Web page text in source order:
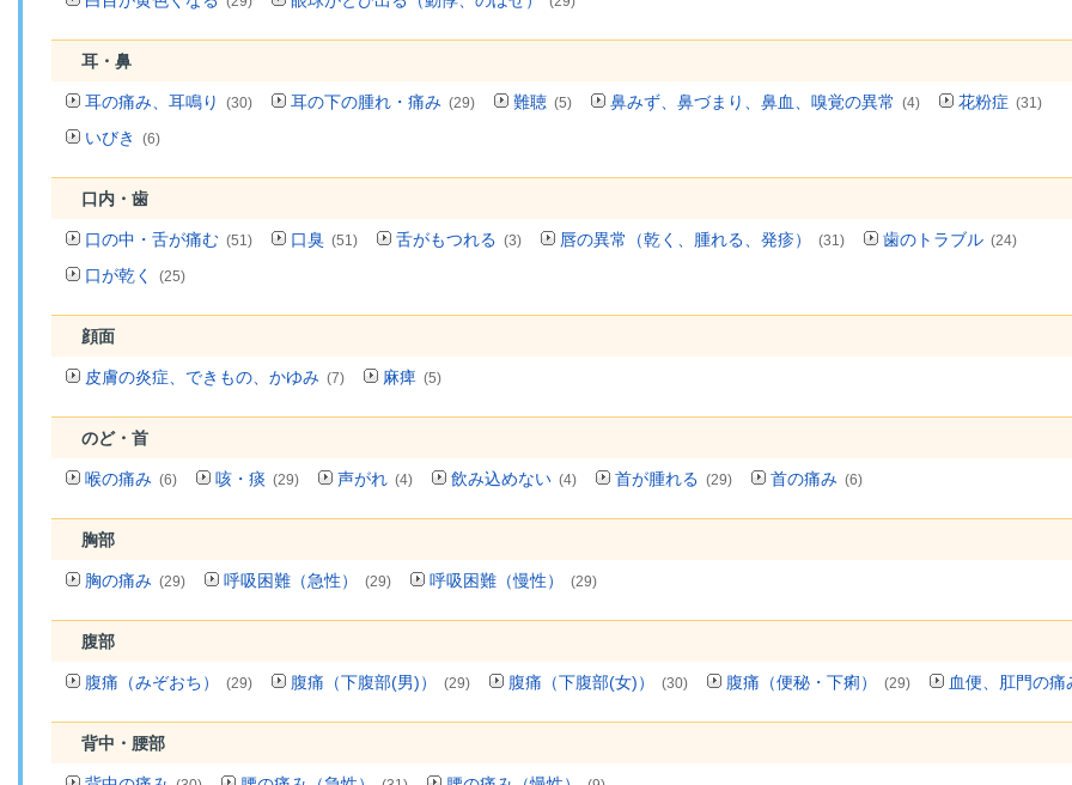
耳・鼻
耳の痛み、耳鳴り (30) 耳の下の腫れ・痛み (29) 難聴 (5) 鼻みず、鼻づまり、鼻血、嗅覚の異常 (4) 花粉症 (31)
いびき (6)
口内・歯
口の中・舌が痛む (51) 口臭 (51) 舌がもつれる (3) 唇の異常（乾く、腫れる、発疹） (31) 歯のトラブル (24)
口が乾く (25)
顔面
皮膚の炎症、できもの、かゆみ (7) 麻痺 (5)
のど・首
喉の痛み (6) 咳・痰 (29) 声がれ (4) 飲み込めない (4) 首が腫れる (29) 首の痛み (6)
胸部
胸の痛み (29) 呼吸困難（急性） (29) 呼吸困難（慢性） (29)
腹部
腹痛（みぞおち） (29) 腹痛（下腹部(男)） (29) 腹痛（下腹部(女)） (30) 腹痛（便秘・下痢） (29) 血便、肛門の痛
背中・腰部